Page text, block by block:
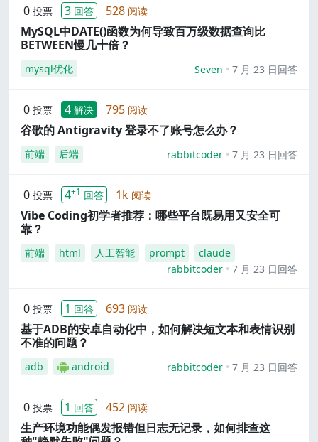
0 投票 3 回答 528 阅读
MySQL中DATE()函数为何导致百万级数据查询比
BETWEEN慢几十倍？
mysql优化 Seven 7 月 23 日回答
0 投票 4 解决 795 阅读
谷歌的 Antigravity 登录不了账号怎么办？
前端 后端 rabbitcoder 7 月 23 日回答
0 投票 4+1 回答 1k 阅读
Vibe Coding初学者推荐：哪些平台既易用又安全可
靠？
前端 html 人工智能 prompt
claude
rabbitcoder
7 月 23 日回答
0 投票 1 回答 693 阅读
基于ADB的安卓自动化中，如何解决短文本和表情识别
不准的问题？
adb android rabbitcoder 7 月 23 日回答
0 投票 1 回答 452 阅读
生产环境功能偶发报错但日志无记录，如何排查这